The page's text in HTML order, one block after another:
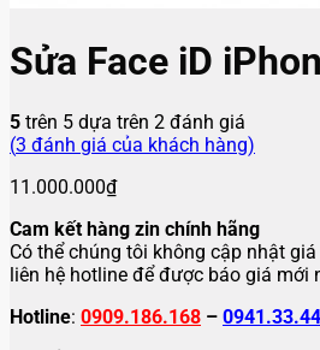
Sửa Face iD
5 trên 5 dựa trên 2 đánh giá
(3 đánh giá của khách hàng)
11.000.000₫
Cam kết hàng zin chính hãng
Có thể chúng tôi không cập nhật
liên hệ hotline để được báo giá mới
Hotline: 0909.186.168 –